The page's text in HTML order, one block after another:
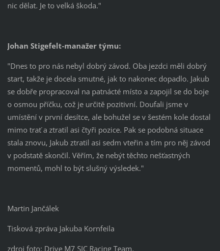
nic dělat. Je to velká škoda."
Johan Stigefelt-manažer týmu:
"Dnes to pro nás nebyl dobrý závod. Oba jezdci měli dobrý
start, takže je docela smutné, jak to nakonec dopadlo. Jakub
se dobře propracoval na patnácté místo a zapojil se do boje
o osmou příčku, což je určitě pozitivní. Doufali jsme v
umístění v první desítce, ale bohužel se v šestém kole dostal
mimo trať a ztratil asi čtyři pozice. Pak se podobná situace
stala znovu, Jakub ztratil asi sedm vteřin a tím pro něj závod
v podstatě skončil. Věřím, že nebýt těchto nešťastných
momentů, mohl to být slušný výsledek."
Martin Jančálek
Tisková zpráva Jakuba Kornfeila
zdroj foto: Drive M7 SIC Racing Team.